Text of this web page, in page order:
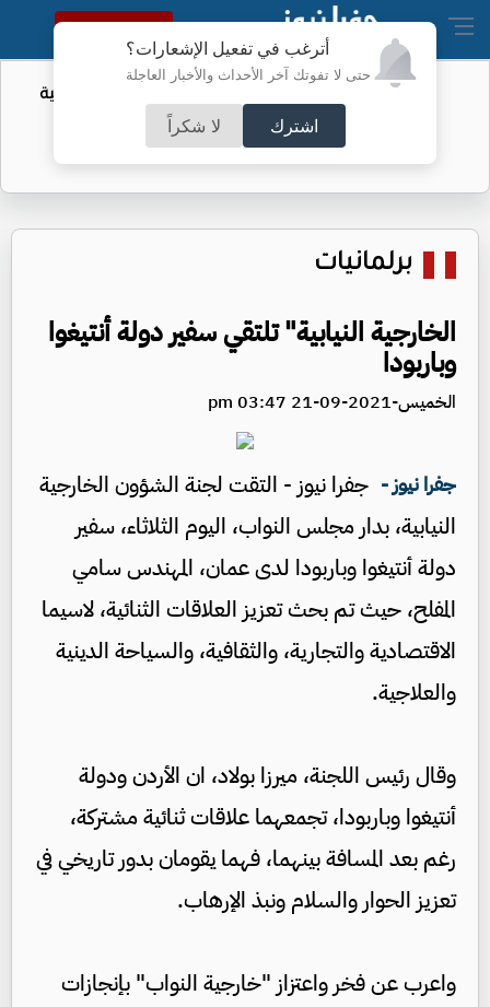
أترغب في تفعيل الإشعارات؟
حتى لا تفوتك آخر الأحداث والأخبار العاجلة
اشترك لا شكراً
النسخة الكاملة
أمر لتقييد حق اكتساب الجنسية الأميركية
بالولادة
برلمانيات
الخارجية النيابية" تلتقي سفير دولة أنتيغوا
وباربودا
الخميس-2021-09-21 03:47 pm
جفرا نيوز - جفرا نيوز - التقت لجنة الشؤون الخارجية
النيابية، بدار مجلس النواب، اليوم الثلاثاء، سفير
دولة أنتيغوا وباربودا لدى عمان، المهندس سامي
المفلح، حيث تم بحث تعزيز العلاقات الثنائية، لاسيما
الاقتصادية والتجارية، والثقافية، والسياحة الدينية
والعلاجية.
وقال رئيس اللجنة، ميرزا بولاد، ان الأردن ودولة
أنتيغوا وباربودا، تجمعهما علاقات ثنائية مشتركة،
رغم بعد المسافة بينهما، فهما يقومان بدور تاريخي في
تعزيز الحوار والسلام ونبذ الإرهاب.
واعرب عن فخر واعتزاز "خارجية النواب" بإنجازات